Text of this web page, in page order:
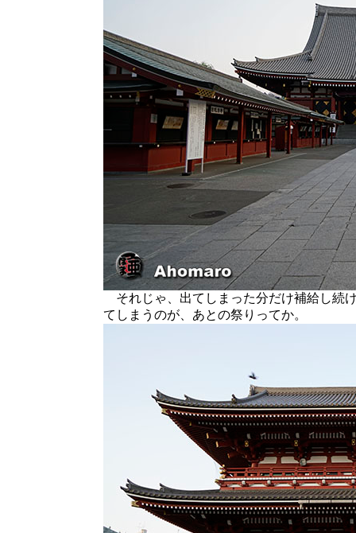
それじゃ、出てしまった分だけ補給し続
てしまうのが、あとの祭りってか。